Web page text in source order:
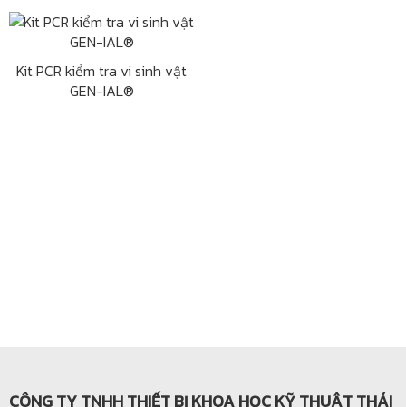
Kit PCR kiểm tra vi sinh vật
GEN-IAL®
CÔNG TY TNHH THIẾT BỊ KHOA HỌC KỸ THUẬT THÁI